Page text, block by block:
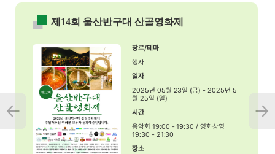
제14회 울산반구대 산골영화제
장르/테마
행사
일자
2025년 05월 23일 (금) - 2025년 5
월 25일 (일)
시간
음악회 19:00 - 19:30 / 영화상영
19:30 - 21:30
장소